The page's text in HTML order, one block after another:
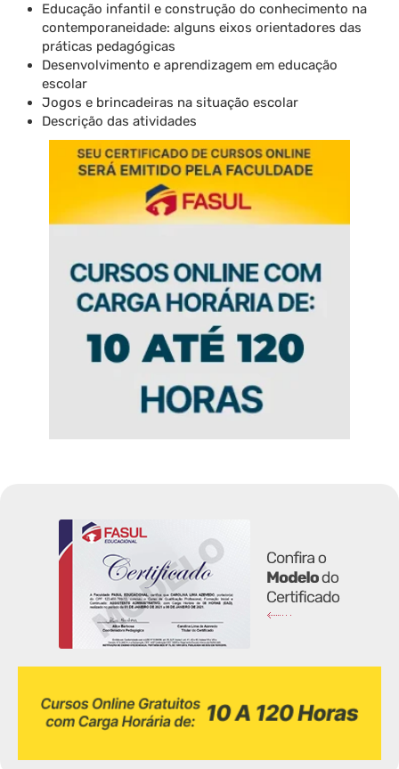
Educação infantil e construção do conhecimento na
contemporaneidade: alguns eixos orientadores das
práticas pedagógicas
Desenvolvimento e aprendizagem em educação
escolar
Jogos e brincadeiras na situação escolar
Descrição das atividades